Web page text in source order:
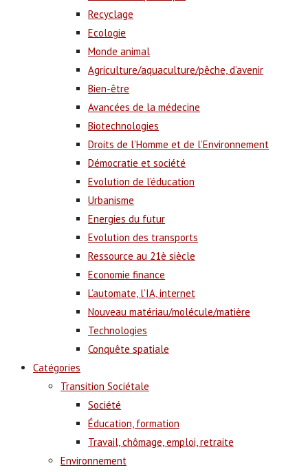
Recyclage
Ecologie
Monde animal
Agriculture/aquaculture/pêche, d’avenir
Bien-être
Avancées de la médecine
Biotechnologies
Droits de l’Homme et de l’Environnement
Démocratie et société
Evolution de l’éducation
Urbanisme
Energies du futur
Evolution des transports
Ressource au 21è siècle
Economie finance
L’automate, l’IA, internet
Nouveau matériau/molécule/matière
Technologies
Conquête spatiale
Catégories
Transition Sociétale
Société
Éducation, formation
Travail, chômage, emploi, retraite
Environnement